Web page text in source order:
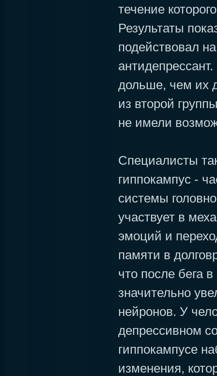
течение
Результаты
подействовал
дольше, чем их
из второй
не имели
Специалисты
гиппокампус -
системы
участвует в
эмоций и
памяти в
что после бега
значительно
нейронов. У
депрессивном
гиппокампусе
изменения,